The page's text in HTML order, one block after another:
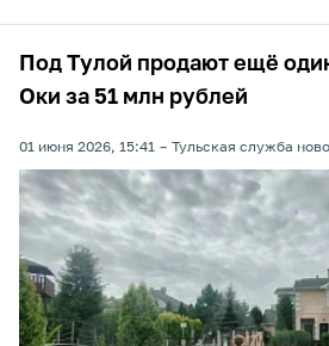
Под Тулой продают ещё
Оки за 51 млн рублей
01 июня 2026, 15:41 Тульская служба